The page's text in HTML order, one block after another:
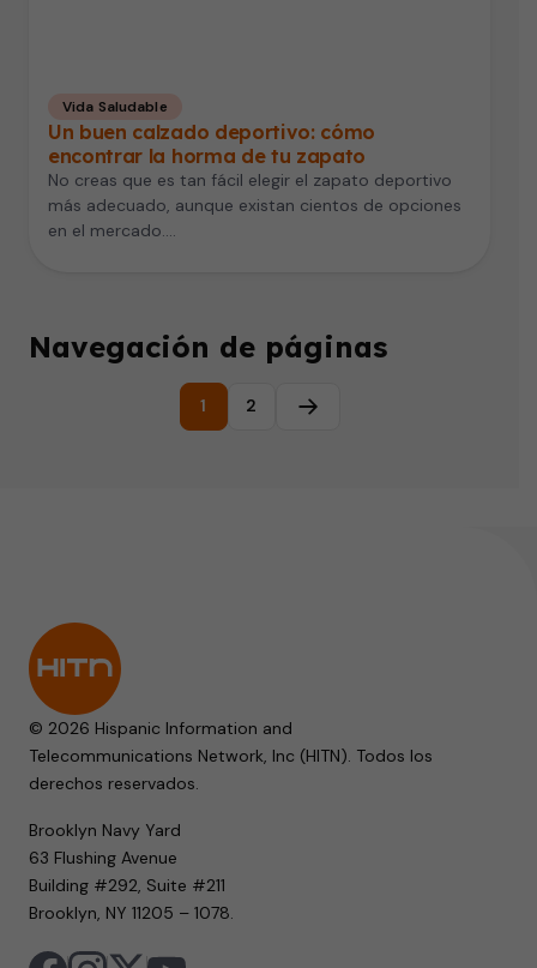
Vida Saludable
Un buen calzado deportivo: cómo
encontrar la horma de tu zapato
No creas que es tan fácil elegir el zapato deportivo
más adecuado, aunque existan cientos de opciones
en el mercado.…
Navegación de páginas
1 2 Página siguiente
© 2026 Hispanic Information and
Telecommunications Network, Inc (HITN). Todos los
derechos reservados.
Brooklyn Navy Yard
63 Flushing Avenue
Building #292, Suite #211
Brooklyn, NY 11205 – 1078.